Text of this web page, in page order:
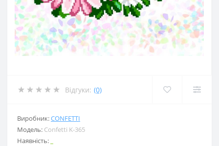
Відгуки: (0)
Виробник:CONFETTI
Модель: Confetti K-365
Наявність: